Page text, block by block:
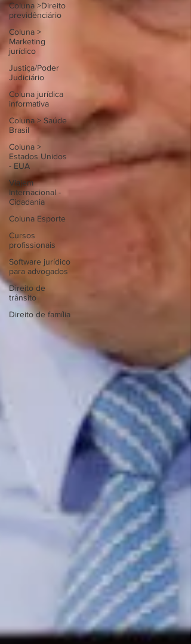
Coluna >Direito
previdênciário
Coluna >
Marketing
jurídico
Justiça/Poder
Judiciário
Coluna jurídica
informativa
Coluna > Saúde
Brasil
Coluna >
Estados Unidos
- EUA
Viajem
Internacional -
Cidadania
Coluna Esporte
Cursos
profissionais
Software jurídico
para advogados
Direito de
trânsito
Direito de família